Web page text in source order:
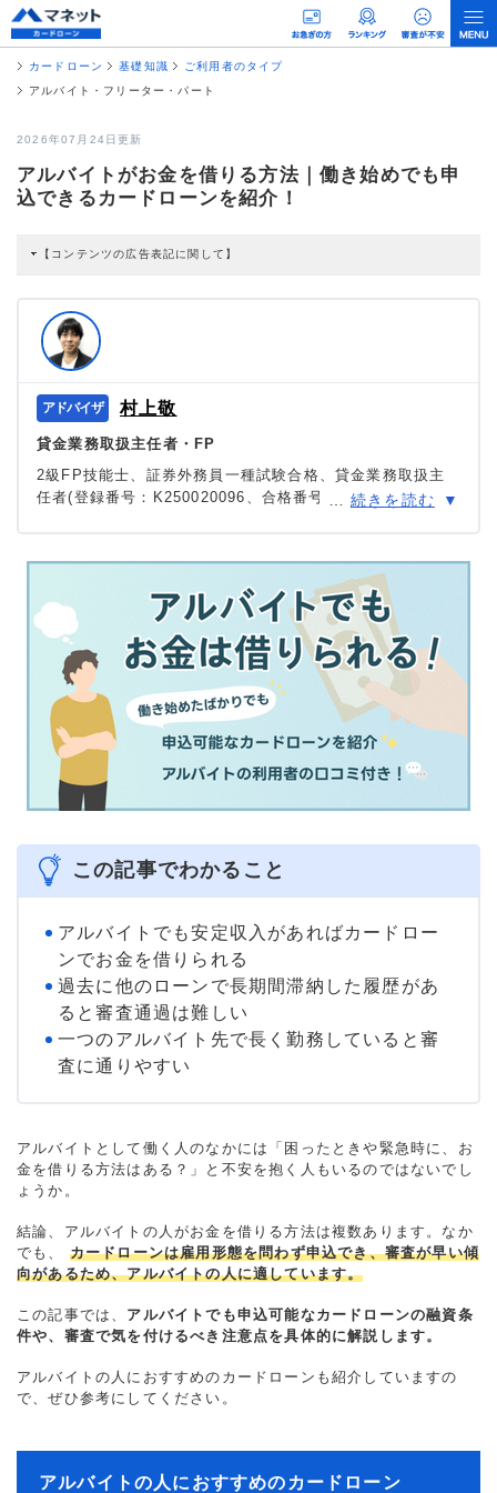
カードローン 基礎知識
ご利用者のタイプ
アルバイト・フリーター・パート
2026年07月24日更新
アルバイトがお金を借りる方法｜働き始めでも申
込できるカードローンを紹介！
【コンテンツの広告表記に関して】
だし、特定の商品を根拠なくPRするものではなく、当編集部の調査／ユーザー
への口コミ収集などに基づき、公平性を担保した情報提供を行っています。
>提携企業一覧
村上敬
貸金業務取扱主任者・FP
2級FP技能士、証券外務員一種試験合格、貸金業務取扱主
任者(登録番号：K250020096、合格番号：第F241000177
ン、FX、不動産、保険など、多くの金融領域における情報
メディアの編集・監修に携わり、実績は計2000本以上。ロ
ーン利用者へのインタビューなども多数実施し、専門知識
と事実に基づいた信頼性の高い情報発信を心がけている。
＞＞公式ページ
続きを読む
この記事でわかること
アルバイトでも安定収入があればカードロー
ンでお金を借りられる
過去に他のローンで長期間滞納した履歴があ
ると審査通過は難しい
一つのアルバイト先で長く勤務していると審
査に通りやすい
アルバイトとして働く人のなかには「困ったときや緊急時に、お
金を借りる方法はある？」と不安を抱く人もいるのではないでし
ょうか。
結論、アルバイトの人がお金を借りる方法は複数あります。なか
でも、 カードローンは雇用形態を問わず申込でき、審査が早い傾
向があるため、アルバイトの人に適しています。
この記事では、 アルバイトでも申込可能なカードローンの融資条
件や、審査で気を付けるべき注意点を具体的に解説します。
アルバイトの人におすすめのカードローンも紹介していますの
で、ぜひ参考にしてください。
アルバイトの人におすすめのカードローン